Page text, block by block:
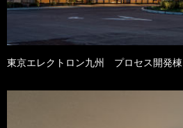
東京エレクトロン九州 プロセス開発棟